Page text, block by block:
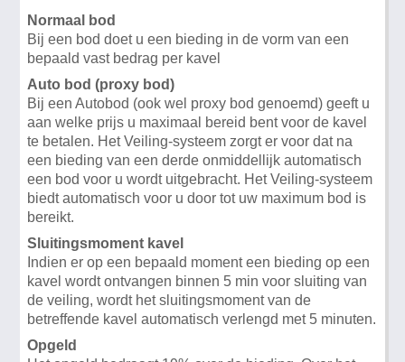
Normaal bod
Bij een bod doet u een bieding in de vorm van een
bepaald vast bedrag per kavel
Auto bod (proxy bod)
Bij een Autobod (ook wel proxy bod genoemd) geeft u
aan welke prijs u maximaal bereid bent voor de kavel
te betalen. Het Veiling-systeem zorgt er voor dat na
een bieding van een derde onmiddellijk automatisch
een bod voor u wordt uitgebracht. Het Veiling-systeem
biedt automatisch voor u door tot uw maximum bod is
bereikt.
Sluitingsmoment kavel
Indien er op een bepaald moment een bieding op een
kavel wordt ontvangen binnen 5 min voor sluiting van
de veiling, wordt het sluitingsmoment van de
betreffende kavel automatisch verlengd met 5 minuten.
Opgeld